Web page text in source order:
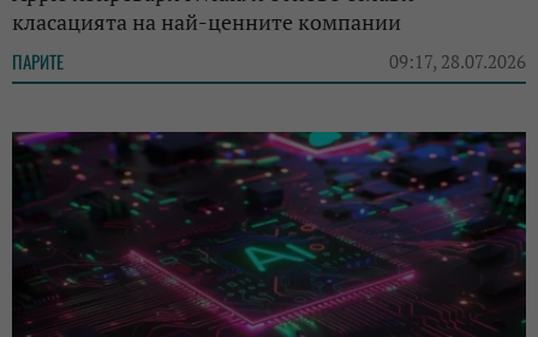
класацията на най-ценните компании
ПАРИТЕ 09:17, 28.07.2026